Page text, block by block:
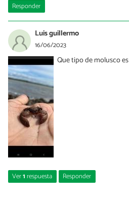
Responder
Luis guillermo
16/06/2023
Que tipo de molusco es
Ver1respuesta Responder